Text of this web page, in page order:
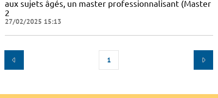
aux sujets âgés, un master professionnalisant (Master
2
27/02/2025 15:13
1